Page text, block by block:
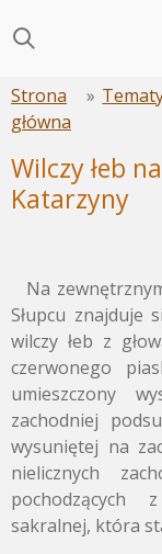
do
treści
Strona
główna
»
Wilczy łeb
Katarzyny
Na
Słupcu znajduje
wilczy łeb z
czerwonego
umieszczony
zachodniej
wysuniętej na
nielicznych
pochodzących
sakralnej, która